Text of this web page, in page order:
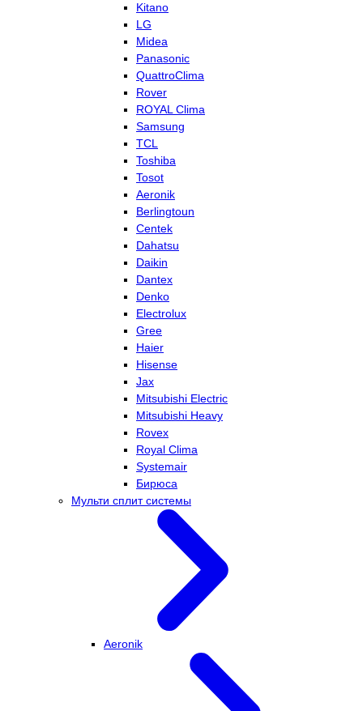
Kitano
LG
Midea
Panasonic
QuattroClima
Rover
ROYAL Clima
Samsung
TCL
Toshiba
Tosot
Aeronik
Berlingtoun
Centek
Dahatsu
Daikin
Dantex
Denko
Electrolux
Gree
Haier
Hisense
Jax
Mitsubishi Electric
Mitsubishi Heavy
Rovex
Royal Clima
Systemair
Бирюса
Мульти сплит системы
Aeronik